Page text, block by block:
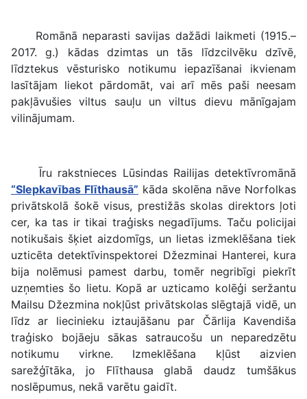
Romānā neparasti savijas dažādi laikmeti (1915.–
2017. g.) kādas dzimtas un tās līdzcilvēku dzīvē,
līdztekus vēsturisko notikumu iepazīšanai ikvienam
lasītājam liekot pārdomāt, vai arī mēs paši neesam
pakļāvušies viltus sauļu un viltus dievu mānīgajam
vilinājumam.
Īru rakstnieces Lūsindas Railijas detektīvromānā
“Slepkavības Flīthausā” kāda skolēna nāve Norfolkas
privātskolā šokē visus, prestižās skolas direktors ļoti
cer, ka tas ir tikai traģisks negadījums. Taču policijai
notikušais šķiet aizdomīgs, un lietas izmeklēšana tiek
uzticēta detektīvinspektorei Džezminai Hanterei, kura
bija nolēmusi pamest darbu, tomēr negribīgi piekrīt
uzņemties šo lietu. Kopā ar uzticamo kolēģi seržantu
Mailsu Džezmina nokļūst privātskolas slēgtajā vidē, un
līdz ar liecinieku iztaujāšanu par Čārlija Kavendiša
traģisko bojāeju sākas satraucošu un neparedzētu
notikumu virkne. Izmeklēšana kļūst aizvien
sarežģītāka, jo Flīthausa glabā daudz tumšākus
noslēpumus, nekā varētu gaidīt.